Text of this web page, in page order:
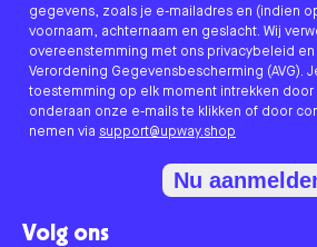
gegevens, zoals je e-mailadres en (indien
voornaam, achternaam en geslacht. Wij
overeenstemming met ons privacybeleid
Verordening Gegevensbescherming (AVG).
toestemming op elk moment intrekken
onderaan onze e-mails te klikken of door
nemen via support@upway.shop
Nu
Volg ons